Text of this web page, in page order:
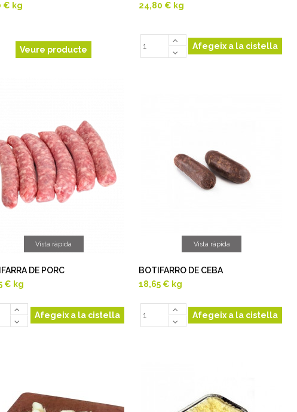
Veure producte
€ kg
Afegeix a la cistella
24,80 € kg
Vista ràpida
DE PORC
Afegeix a la cistella
€ kg
Vista ràpida
BOTIFARRO DE CEBA
Afegeix a la cistella
18,65 € kg